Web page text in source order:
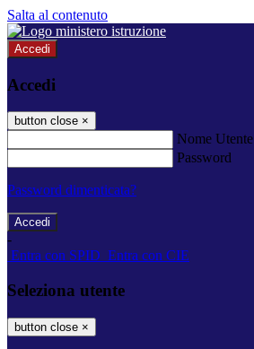
Salta al contenuto
Accedi
Accedi
button close ×
Nome Utente
Password
Password dimenticata?
-
Entra con SPID Entra con CIE
Seleziona utente
button close ×